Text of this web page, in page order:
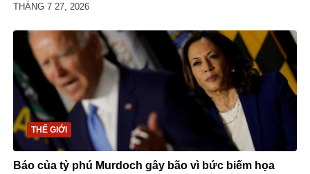
THÁNG 7 27, 2026
THẾ GIỚI
Báo của tỷ phú Murdoch gây bão vì bức biếm họa